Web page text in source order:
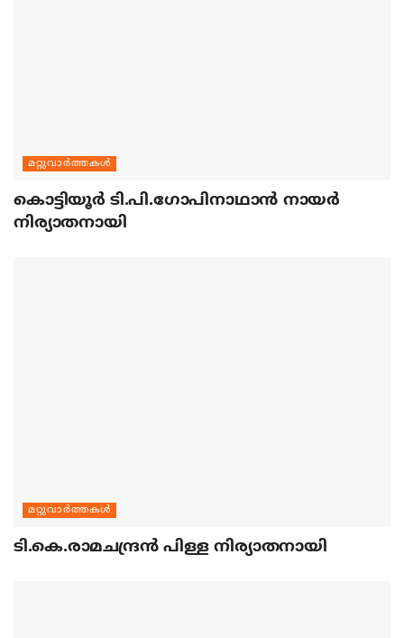
മറ്റുവാര്‍ത്തകള്‍
കൊട്ടിയൂര്‍ ടി.പി.ഗോപിനാഥാന്‍ നായര്‍
നിര്യാതനായി
മറ്റുവാര്‍ത്തകള്‍
ടി.കെ.രാമചന്ദ്രന്‍ പിള്ള നിര്യാതനായി